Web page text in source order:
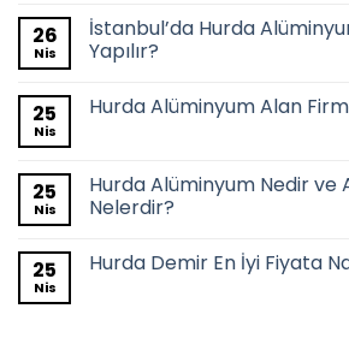
26
Nis
İstanbul’da Hurda
Yapılır?
25
Nis
Hurda Alüminyum Alan
25
Nis
Hurda Alüminyum Nedir ve
Nelerdir?
25
Nis
Hurda Demir En İyi Fiyata